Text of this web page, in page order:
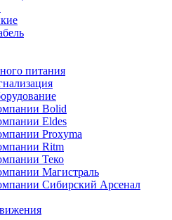
питания
Bolid
Eldes
Proxyma
Ritm
Теко
Магистраль
Сибирский Арсенал